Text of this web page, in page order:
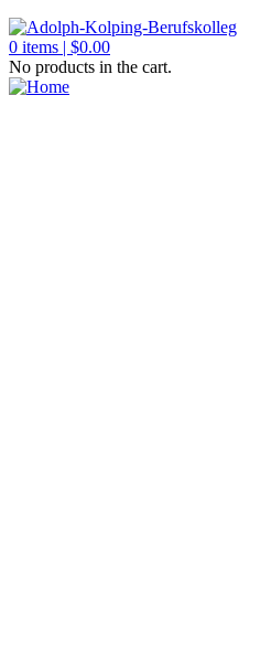
0 items | $0.00
No products in the cart.